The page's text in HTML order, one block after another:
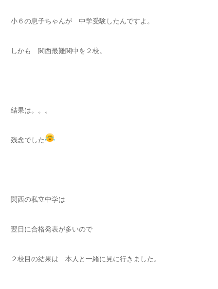
小６の息子ちゃんが 中学受験したんですよ。
しかも 関西最難関中を２校。
結果は。。。
残念でした
関西の私立中学は
翌日に合格発表が多いので
２校目の結果は 本人と一緒に見に行きました。